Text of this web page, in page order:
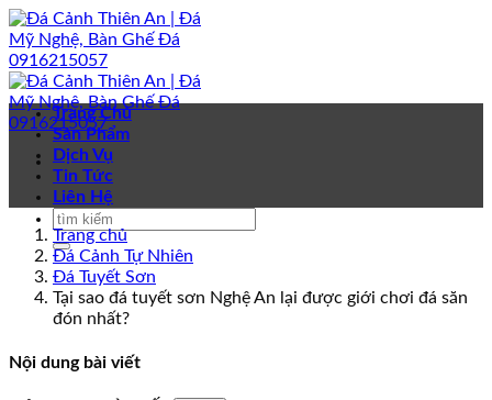
Bỏ
qua
nội
dung
Trang Chủ
Sản Phẩm
Dịch Vụ
Tin Tức
Liên Hệ
Trang chủ
Đá Cảnh Tự Nhiên
Đá Tuyết Sơn
Tại sao đá tuyết sơn Nghệ An lại được giới chơi đá săn
đón nhất?
Nội dung bài viết